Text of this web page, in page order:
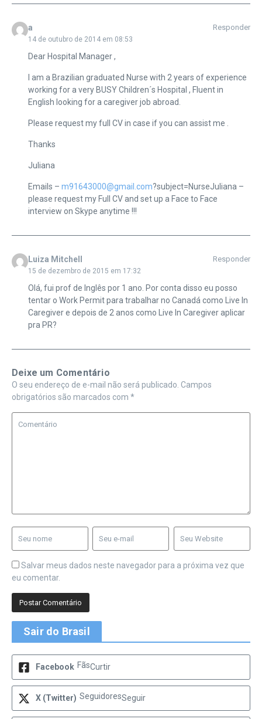
a
14 de outubro de 2014 em 08:53
Responder
Dear Hospital Manager ,
I am a Brazilian graduated Nurse with 2 years of experience
working for a very BUSY Children´s Hospital , Fluent in
English looking for a caregiver job abroad.
Please request my full CV in case if you can assist me .
Thanks
Juliana
Emails – m91643000@gmail.com?subject=NurseJuliana –
please request my Full CV and set up a Face to Face
interview on Skype anytime !!!
Luiza Mitchell
15 de dezembro de 2015 em 17:32
Responder
Olá, fui prof de Inglês por 1 ano. Por conta disso eu posso
tentar o Work Permit para trabalhar no Canadá como Live In
Caregiver e depois de 2 anos como Live In Caregiver aplicar
pra PR?
Deixe um Comentário
O seu endereço de e-mail não será publicado. Campos
obrigatórios são marcados com *
Salvar meus dados neste navegador para a próxima vez que
eu comentar.
Sair do Brasil
Facebook FãsCurtir
X (Twitter) SeguidoresSeguir